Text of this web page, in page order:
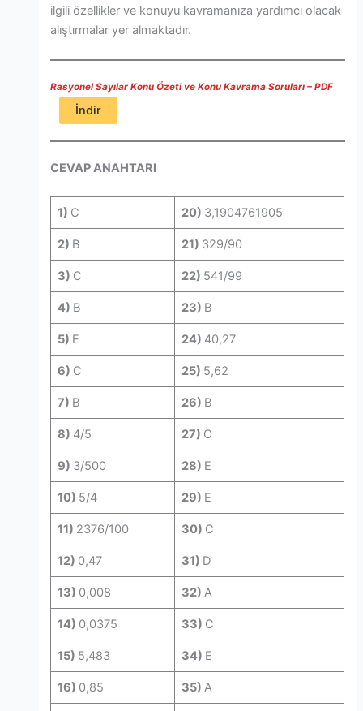
ilgili özellikler ve konuyu kavramanıza yardımcı olacak
alıştırmalar yer almaktadır.
Rasyonel Sayılar Konu Özeti ve Konu Kavrama Soruları – PDF
İndir
CEVAP ANAHTARI
1) C 20) 3,1904761905
2) B 21) 329/90
3) C 22) 541/99
4) B 23) B
5) E 24) 40,27
6) C 25) 5,62
7) B 26) B
8) 4/5 27) C
9) 3/500 28) E
10) 5/4 29) E
11) 2376/100 30) C
12) 0,47 31) D
13) 0,008 32) A
14) 0,0375 33) C
15) 5,483 34) E
16) 0,85 35) A